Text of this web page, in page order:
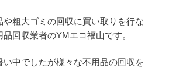
粗大ゴミの回収に買い取りを行な
回収業者のYMエコ福山です。
中でしたが様々な不用品の回収を